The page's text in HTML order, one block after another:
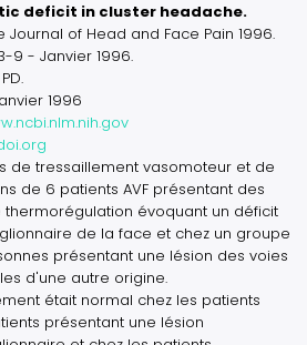
deficit in cluster headache.
Journal of Head and Face Pain 1996.
9 - Janvier 1996.
1996
de tressaillement vasomoteur et de
de 6 patients AVF présentant des
évoquant un déficit
de la face et chez un groupe
présentant une lésion des voies
d'une autre origine.
était normal chez les patients
présentant une lésion